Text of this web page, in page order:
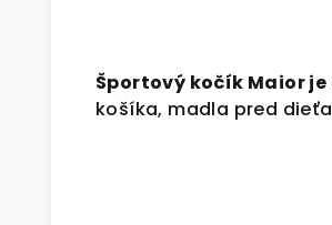
Športový kočík Maior
košíka, madla pred